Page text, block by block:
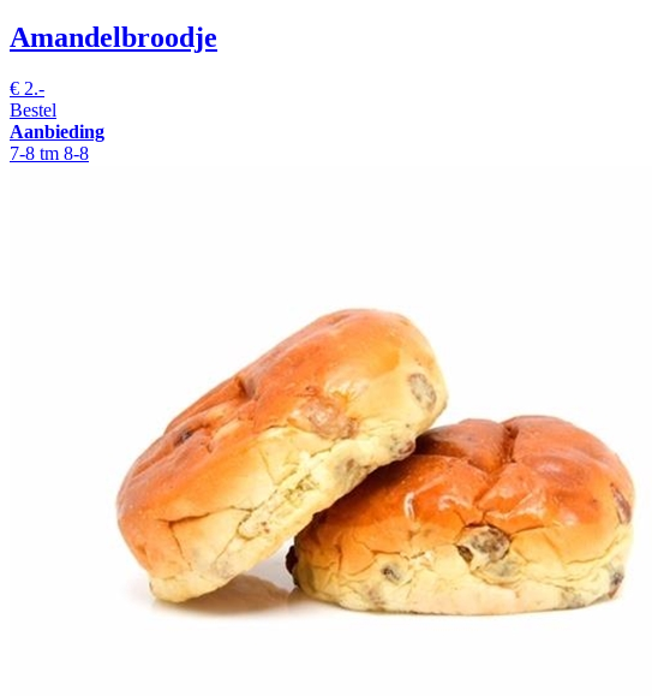
Amandelbroodje
€ 2.-
Bestel
Aanbieding
7-8 tm 8-8